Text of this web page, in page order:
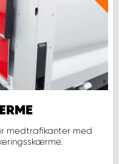
medtrafikanter med